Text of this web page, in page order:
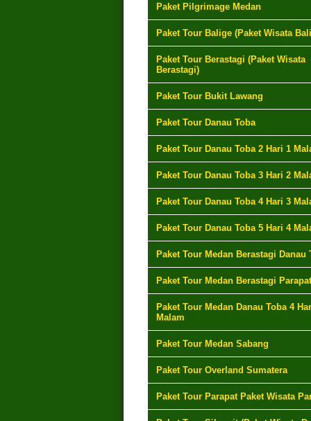
Paket Pilgrimage Medan
Paket Tour Balige (Paket Wisata
Paket Tour Berastagi (Paket Wisata
Berastagi)
Paket Tour Bukit Lawang
Paket Tour Danau Toba
Paket Tour Danau Toba 2 Hari 1
Paket Tour Danau Toba 3 Hari 2
Paket Tour Danau Toba 4 Hari 3
Paket Tour Danau Toba 5 Hari 4
Paket Tour Medan Berastagi Danau
Paket Tour Medan Berastagi Parapat
Paket Tour Medan Danau Toba 4
Malam
Paket Tour Medan Sabang
Paket Tour Overland Sumatera
Paket Tour Parapat Paket Wisata